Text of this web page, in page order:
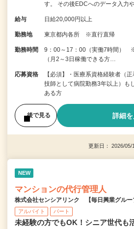
す。 その後EDCへのデータ入力
給与 日給20,000円以上
勤務地 東京都内各所 ※直行直帰
勤務時間
9：00～17：00（実働7時間）
（月2～3日稼働できる方…
応募資格
【必須】・医療系資格経験者（
技師として病院勤務3年以上）も
ある方
後で見る 詳細
更新日： 2026/
NEW
マンションの代行管理人
株式会社センシアリンク 【毎日興業グルー
アルバイト パート
未経験の方でもOK！シニア世代も